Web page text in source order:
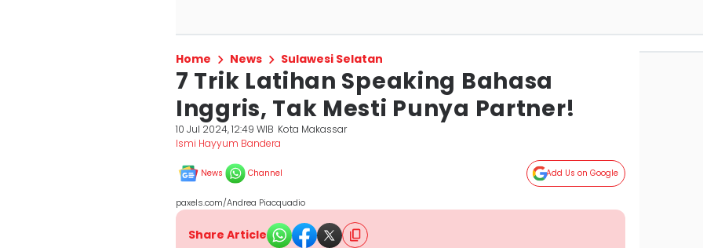
Home News Sulawesi Selatan
7 Trik Latihan Speaking Bahasa
Inggris, Tak Mesti Punya Partner!
10 Jul 2024, 12:49 WIB Kota Makassar
Ismi Hayyum Bandera
News Channel Add Us on Google
paxels.com/Andrea Piacquadio
Share Article